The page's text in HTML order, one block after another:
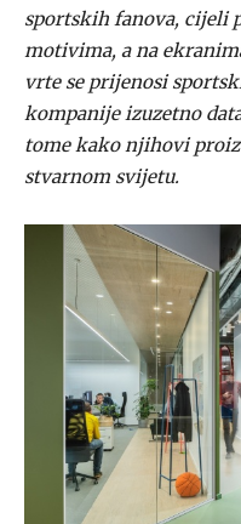
sportskih fanova, cijeli
motivima, a na
vrte se prijenosi
kompanije izuzetno
tome kako njihovi
stvarnom svijetu.